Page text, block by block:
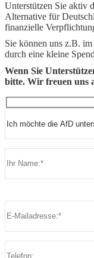
Unterstützen Sie aktiv
Alternative für
finanzielle
Sie können uns z.B.
durch eine kleine
Wenn Sie
bitte. Wir freuen uns
Bitte lasse dieses Feld